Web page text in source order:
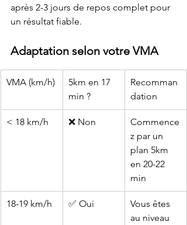
après 2-3 jours de repos complet pour
un résultat fiable.
Adaptation selon votre VMA
VMA (km/h)
5km en 17
min ?
Recomman
dation
< 18 km/h ❌ Non
Commence
z par un
plan 5km
en 20-22
min
18-19 km/h ✅ Oui
Vous êtes
au niveau